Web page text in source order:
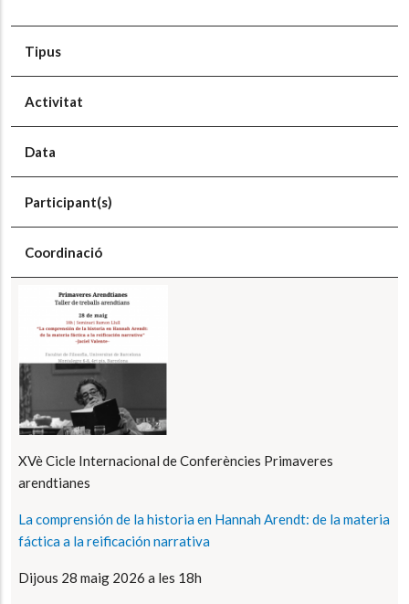
Tipus
Activitat
Data
Participant(s)
Coordinació
XVè Cicle Internacional de Conferències Primaveres
arendtianes
La comprensión de la historia en Hannah Arendt: de la materia
fáctica a la reificación narrativa
Dijous 28 maig 2026 a les 18h